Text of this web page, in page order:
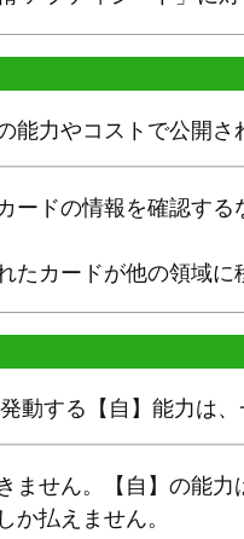
能力やコストで公開
ードの情報を確認す
たカードが他の領域に
発動する【自】能力は
ません。【自】の能
か払えません。